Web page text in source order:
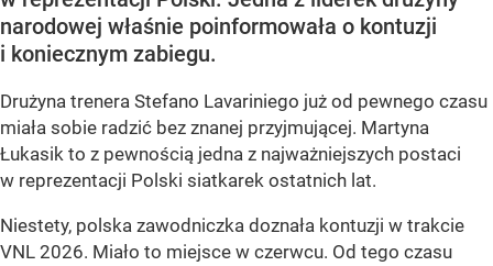
narodowej właśnie poinformowała o kontuzji
i koniecznym zabiegu.
Drużyna trenera Stefano Lavariniego już od pewnego czasu
miała sobie radzić bez znanej przyjmującej. Martyna
Łukasik to z pewnością jedna z najważniejszych postaci
w reprezentacji Polski siatkarek ostatnich lat.
Niestety, polska zawodniczka doznała kontuzji w trakcie
VNL 2026. Miało to miejsce w czerwcu. Od tego czasu